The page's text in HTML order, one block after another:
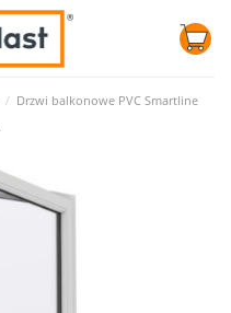
/ Drzwi balkonowe PVC Smartline